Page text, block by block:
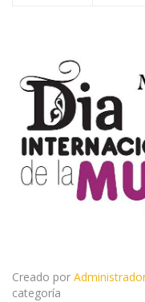
Creado por
categoría